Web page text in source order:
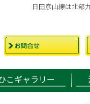
日田彦山線は北部
こギャラリー